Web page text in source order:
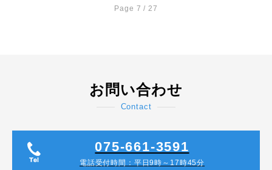
Page 7 / 27
お問い合わせ
Contact
075-661-3591
電話受付時間：平日9時～17時45分